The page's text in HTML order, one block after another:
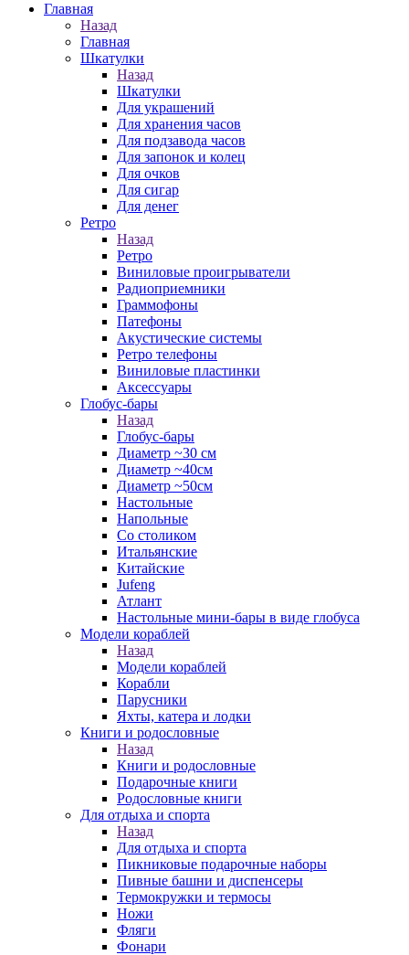
Главная
Назад
Главная
Шкатулки
Назад
Шкатулки
Для украшений
Для хранения часов
Для подзавода часов
Для запонок и колец
Для очков
Для сигар
Для денег
Ретро
Назад
Ретро
Виниловые проигрыватели
Радиоприемники
Граммофоны
Патефоны
Акустические системы
Ретро телефоны
Виниловые пластинки
Аксессуары
Глобус-бары
Назад
Глобус-бары
Диаметр ~30 см
Диаметр ~40см
Диаметр ~50см
Настольные
Напольные
Со столиком
Итальянские
Китайские
Jufeng
Атлант
Настольные мини-бары в виде глобуса
Модели кораблей
Назад
Модели кораблей
Корабли
Парусники
Яхты, катера и лодки
Книги и родословные
Назад
Книги и родословные
Подарочные книги
Родословные книги
Для отдыха и спорта
Назад
Для отдыха и спорта
Пикниковые подарочные наборы
Пивные башни и диспенсеры
Термокружки и термосы
Ножи
Фляги
Фонари